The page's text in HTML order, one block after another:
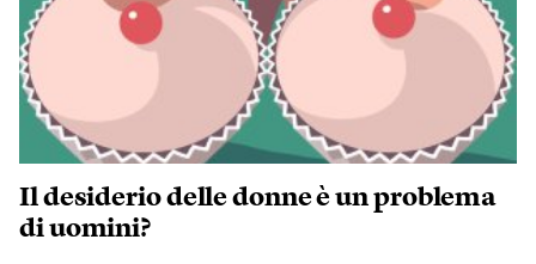
Il desiderio delle donne è un problema
di uomini?